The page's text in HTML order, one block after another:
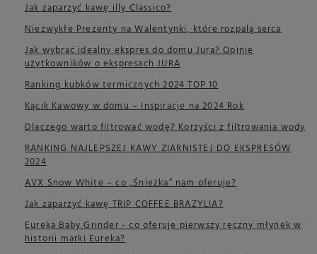
Jak zaparzyć kawę illy Classico?
Niezwykłe Prezenty na Walentynki, które rozpalą serca
Jak wybrać idealny ekspres do domu Jura? Opinie
użytkowników o ekspresach JURA
Ranking kubków termicznych 2024 TOP 10
Kącik Kawowy w domu – Inspiracje na 2024 Rok
Dlaczego warto filtrować wodę? Korzyści z filtrowania wody
RANKING NAJLEPSZEJ KAWY ZIARNISTEJ DO EKSPRESÓW
2024
AVX Snow White – co „Śnieżka” nam oferuje?
Jak zaparzyć kawę TRIP COFFEE BRAZYLIA?
Eureka Baby Grinder - co oferuje pierwszy ręczny młynek w
historii marki Eureka?